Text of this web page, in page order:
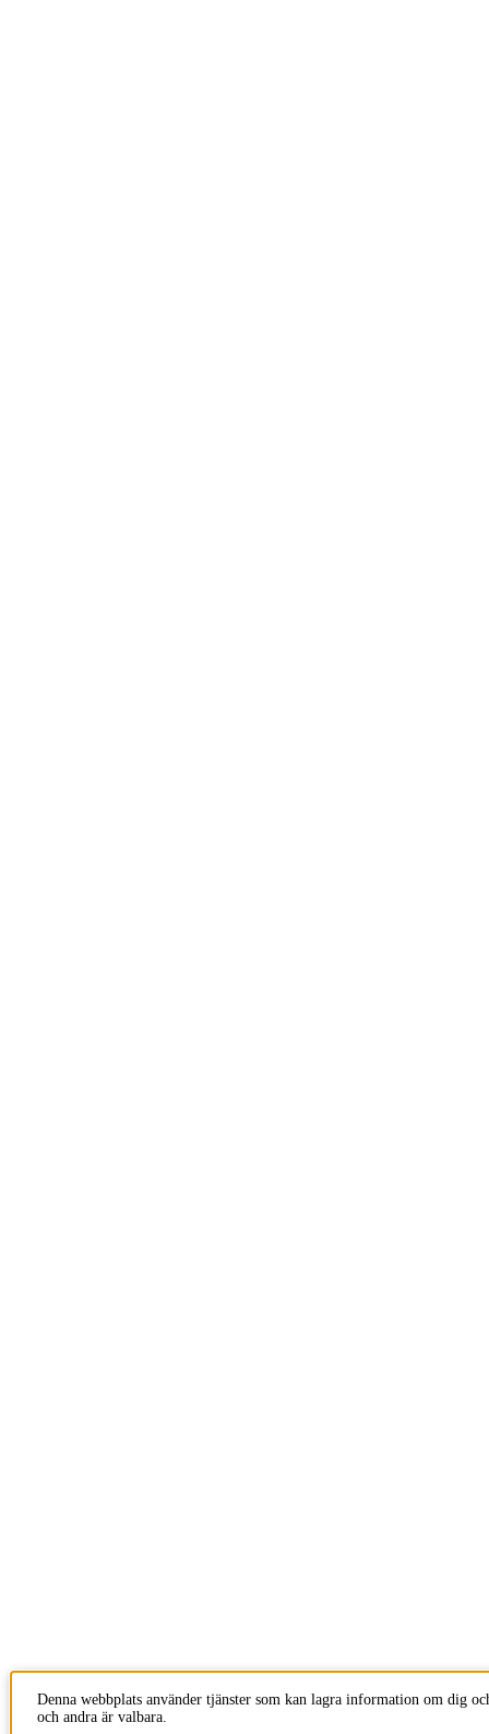
Denna webbplats använder tjänster som kan lagra information om dig
och andra är valbara.